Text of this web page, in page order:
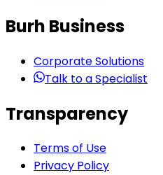
Burh Business
Corporate Solutions
Talk to a Specialist
Transparency
Terms of Use
Privacy Policy